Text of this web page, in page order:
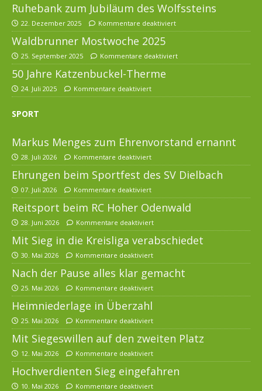
Ruhebank zum Jubiläum des Wolfssteins
22. Dezember 2025 Kommentare deaktiviert
Waldbrunner Mostwoche 2025
25. September 2025 Kommentare deaktiviert
50 Jahre Katzenbuckel-Therme
24. Juli 2025 Kommentare deaktiviert
SPORT
Markus Menges zum Ehrenvorstand ernannt
28. Juli 2026 Kommentare deaktiviert
Ehrungen beim Sportfest des SV Dielbach
07. Juli 2026 Kommentare deaktiviert
Reitsport beim RC Hoher Odenwald
28. Juni 2026 Kommentare deaktiviert
Mit Sieg in die Kreisliga verabschiedet
30. Mai 2026 Kommentare deaktiviert
Nach der Pause alles klar gemacht
25. Mai 2026 Kommentare deaktiviert
Heimniederlage in Überzahl
25. Mai 2026 Kommentare deaktiviert
Mit Siegeswillen auf den zweiten Platz
12. Mai 2026 Kommentare deaktiviert
Hochverdienten Sieg eingefahren
10. Mai 2026 Kommentare deaktiviert